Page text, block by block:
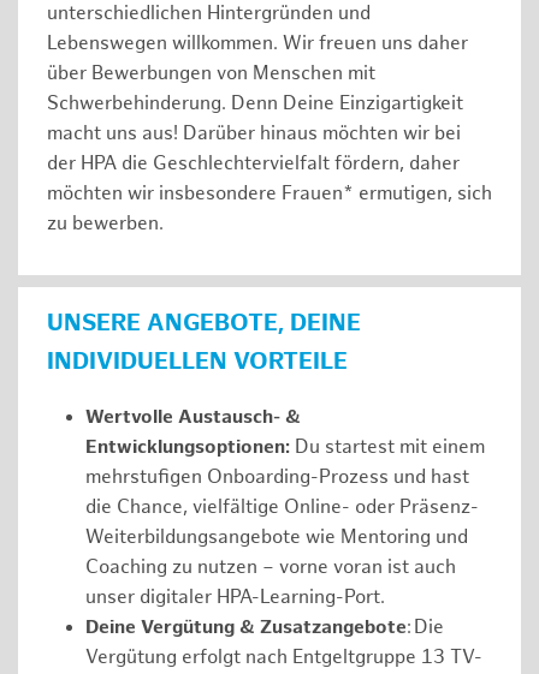
unterschiedlichen Hintergründen und
Lebenswegen willkommen. Wir freuen uns daher
über Bewerbungen von Menschen mit
Schwerbehinderung. Denn Deine Einzigartigkeit
macht uns aus! Darüber hinaus möchten wir bei
der HPA die Geschlechtervielfalt fördern, daher
möchten wir insbesondere Frauen* ermutigen, sich
zu bewerben.
UNSERE ANGEBOTE, DEINE
INDIVIDUELLEN VORTEILE
Wertvolle Austausch- &
Entwicklungsoptionen: Du startest mit einem
mehrstufigen Onboarding-Prozess und hast
die Chance, vielfältige Online- oder Präsenz-
Weiterbildungsangebote wie Mentoring und
Coaching zu nutzen – vorne voran ist auch
unser digitaler HPA-Learning-Port.
Deine Vergütung & Zusatzangebote: Die
Vergütung erfolgt nach Entgeltgruppe 13 TV-